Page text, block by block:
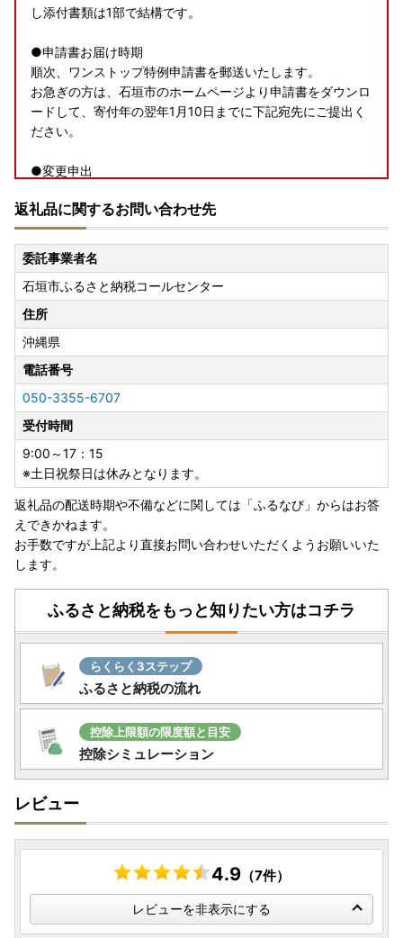
し添付書類は1部で結構です。
●申請書お届け時期
順次、ワンストップ特例申請書を郵送いたします。
お急ぎの方は、石垣市のホームページより申請書をダウンロ
ードして、寄付年の翌年1月10日までに下記宛先にご提出く
ださい。
●変更申出
ジより「変更届出書」をダウンロードし、必要書類を添えて
ご提出ください。 締切日は寄付年の翌年1月10日です。
●申請書提出先
〒907-8501 沖縄県石垣市字真栄里672番地
石垣市役所ふるさと創生課 ふるさと応援係 宛
●返送期日
翌年1月10日となります。
≪ワンストップ特例申請についてのお問い合わせ先≫
E-mail：o.ishigaki@do-furusato.jp
※ワンストップ特例申請は、自治体マイページからでもオン
ライン申請が可能です。
自治体マイページURL→ https://mypg.jp/
≪お礼の品・その他に関してのお問い合わせ先≫
メールアドレス(石垣市ふるさと納税サポートセンター)→ o.i
shigaki@do-furusato.jp
返礼品に関するお問い合わせ先
委託事業者名
石垣市ふるさと納税コールセンター
住所
沖縄県
電話番号
050-3355-6707
受付時間
9:00～17：15
※土日祝祭日は休みとなります。
返礼品の配送時期や不備などに関しては「ふるなび」からはお答
えできかねます。
お手数ですが上記より直接お問い合わせいただくようお願いいた
します。
ふるさと納税をもっと知りたい方はコチラ
らくらく3ステップ
ふるさと納税の流れ
控除上限額の限度額と目安
控除シミュレーション
レビュー
4.9 （7件）
レビューを非表示にする